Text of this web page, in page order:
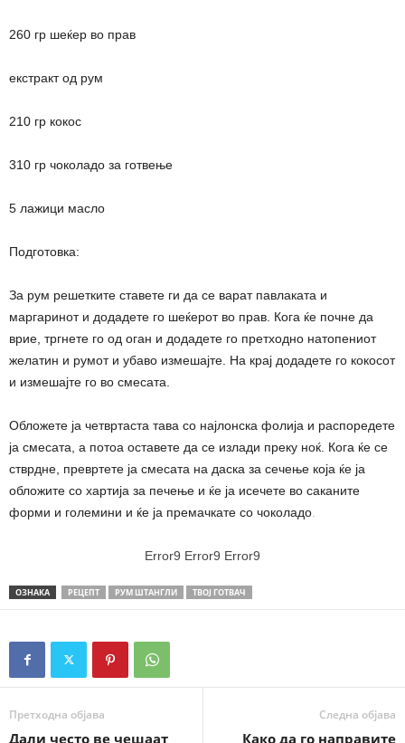
260 гр шеќер во прав
екстракт од рум
210 гр кокос
310 гр чоколадо за готвење
5 лажици масло
Подготовка:
За рум решетките ставете ги да се варат павлаката и
маргаринот и додадете го шеќерот во прав. Кога ќе почне да
врие, тргнете го од оган и додадете го претходно натопениот
желатин и румот и убаво измешајте. На крај додадете го кокосот
и измешајте го во смесата.
Обложете ја четвртаста тава со најлонска фолија и распоредете
ја смесата, а потоа оставете да се излади преку ноќ. Кога ќе се
стврдне, превртете ја смесата на даска за сечење која ќе ја
обложите со хартија за печење и ќе ја исечете во саканите
форми и големини и ќе ја премачкате со чоколадо
Error9 Error9 Error9
ОЗНАКА РЕЦЕПТ РУМ ШТАНГЛИ ТВОЈ ГОТВАЧ
Претходна објава
Дали често ве чешаат
Следна објава
Како да го направите